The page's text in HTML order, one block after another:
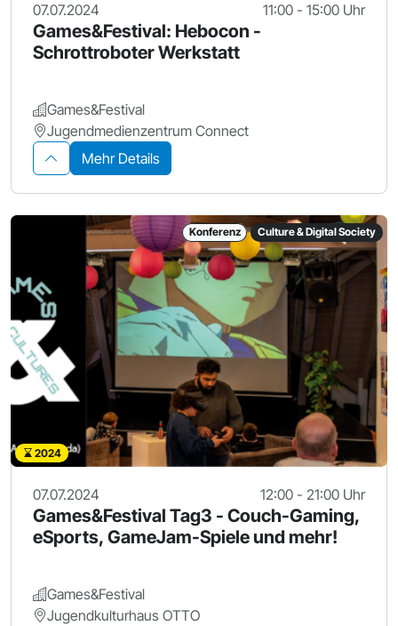
07.07.2024 11:00 - 15:00 Uhr
Games&Festival: Hebocon -
Schrottroboter Werkstatt
Games&Festival
Jugendmedienzentrum Connect
Mehr Details
Konferenz Culture & Digital Society
2024
07.07.2024 12:00 - 21:00 Uhr
Games&Festival Tag3 - Couch-Gaming,
eSports, GameJam-Spiele und mehr!
Games&Festival
Jugendkulturhaus OTTO